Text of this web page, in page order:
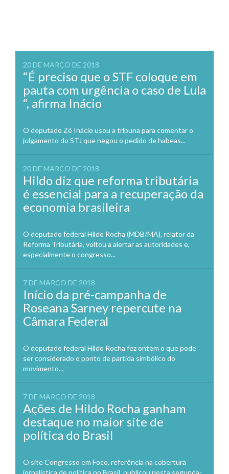
20 DE MARÇO DE 2018
“É preciso que o STF coloque em
pauta com urgência o caso de Lula
“, afirma Inácio
O deputado Zé Inácio usou a tribuna para comentar o
julgamento do STJ que negou o pedido de habeas...
20 DE MARÇO DE 2018
Hildo diz que reforma tributária
é essencial para a recuperação da
economia brasileira
O deputado federal Hildo Rocha (MDB/MA), relator da
Reforma Tributária, voltou a alertar as autoridades e,
especialmente o congresso...
7 DE MARÇO DE 2018
Início da pré-campanha de
Roseana Sarney repercute na
Câmara Federal
O deputado federal Hildo Rocha fez ontem o que pode
ser considerado o ponto de partida simbólico do
movimento...
7 DE MARÇO DE 2018
Ações de Hildo Rocha ganham
destaque no maior site de
política do Brasil
O site Congresso em Foco, referência na cobertura
jornalística de política no Brasil, publicou nesta segunda-